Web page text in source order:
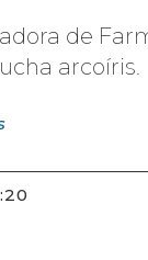
de
arcoíris.